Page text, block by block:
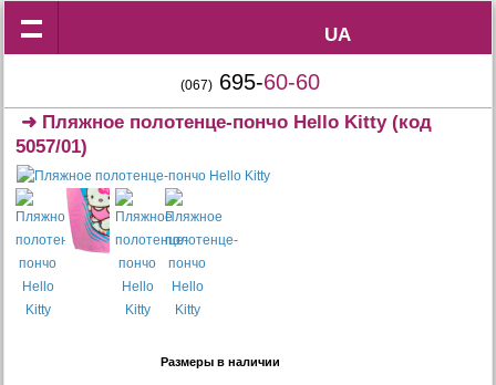
UA
UA
(067) 695-60-60
➜ Пляжное полотенце-пончо Hello Kitty(код
5057/01)
Размеры в наличии